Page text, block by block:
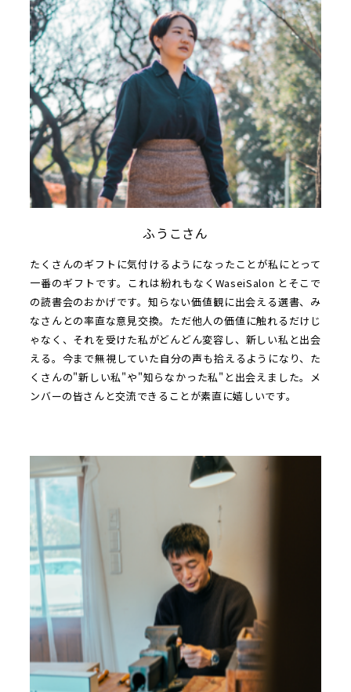
ふうこさん
たくさんのギフトに気付けるようになったことが私にとって
一番のギフトです。これは紛れもなくWaseiSalon とそこで
の読書会のおかげです。知らない価値観に出会える選書、み
なさんとの率直な意見交換。ただ他人の価値に触れるだけじ
ゃなく、それを受けた私がどんどん変容し、新しい私と出会
える。今まで無視していた自分の声も拾えるようになり、た
くさんの"新しい私"や"知らなかった私"と出会えました。メ
ンバーの皆さんと交流できることが素直に嬉しいです。